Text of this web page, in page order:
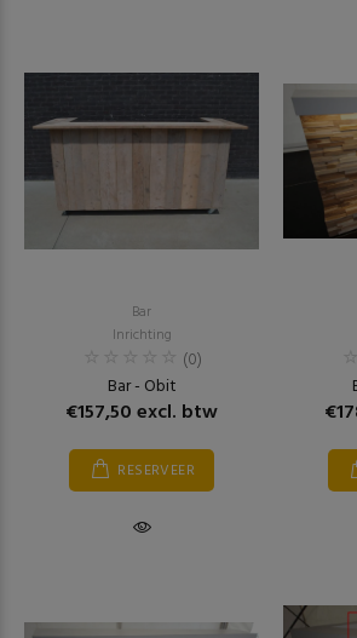
Bar
Inrichting
(0)
Bar - Obit
€157,50 excl. btw
RESERVEER